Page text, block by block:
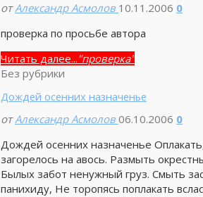
от Александр Асмолов 10.11.2006 0
проверка по просьбе автора
Читать далее... "проверка"
Без рубрики
Дождей осенних назначенье
от Александр Асмолов 06.10.2006 0
Дождей осенних назначенье
загорелось на авось. Размыть
Былых забот ненужный груз. Смыть
панихиду, Не торопясь поплакать